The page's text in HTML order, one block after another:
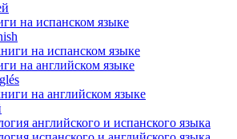
на испанском языке
на испанском языке
на английском языке
на английском языке
английского и испанского языка